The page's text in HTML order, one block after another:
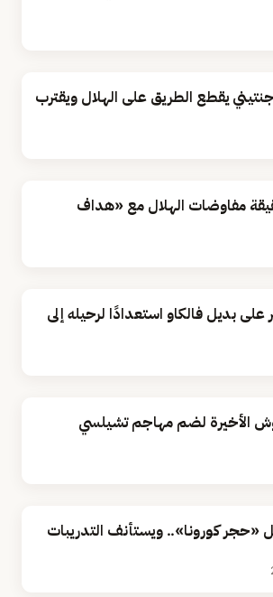
يقطع الطريق على الهلال ويقترب
مفاوضات الهلال مع «هداف
بديل فالكاو استعدادًا لرحيله إلى
الأخيرة لضم مهاجم تشيلسي
«حجر كورونا».. ويستأنف التدريبات